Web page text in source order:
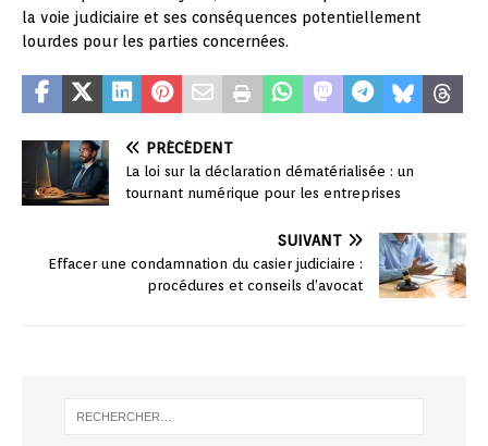
la voie judiciaire et ses conséquences potentiellement
lourdes pour les parties concernées.
PRÉCÉDENT
La loi sur la déclaration dématérialisée : un
tournant numérique pour les entreprises
SUIVANT
Effacer une condamnation du casier judiciaire :
procédures et conseils d’avocat